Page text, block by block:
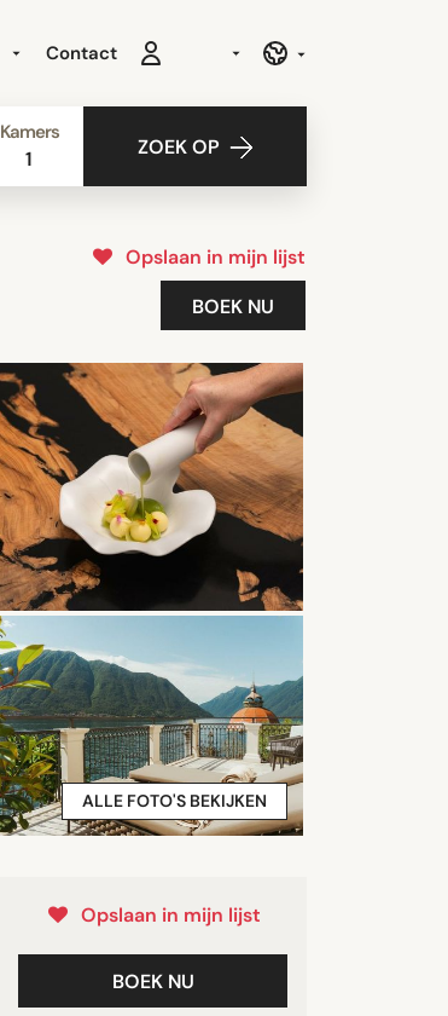
Contact
Kamers
1 ZOEK OP
Opslaan in mijn lijst
BOEK NU
ALLE FOTO'S BEKIJKEN
Opslaan in mijn lijst
BOEK NU